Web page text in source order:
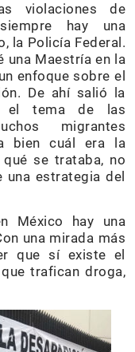
violaciones de
hay una
la Policía Federal.
una Maestría en la
enfoque sobre el
De ahí salió la
el tema de las
migrantes
bien cuál era la
se trataba, no
estrategia del
México hay una
una mirada más
que sí existe el
trafican droga,